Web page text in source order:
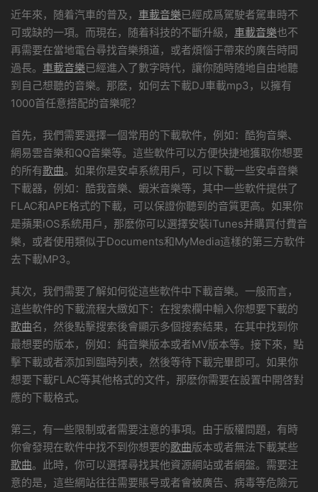
近年來，随着汽車的普及， 車載音樂已經成爲駕駛者駕車時不
可或缺的一項。而現在，随着科技的不斷升級， 車載音樂也不
再需要在當地電台尋找音樂頻道，或者煩惱于帶來的廣告時間
過長。 車載音樂已經進入了數字時代，讓你随時随地自由地聽
到自己想聽的音樂。那麽，如何去下載DJ車載mp3，以擁有
1000首任意搭配的音樂呢？
首先，我們需要選擇一個常用的下載軟件，例如：酷狗音樂、
網易雲音樂和QQ音樂等。這些軟件可以方便快捷地獲取你想要
的所有歌曲。如果你是安卓系統用戶，可以下載一些安卓音樂
下載器，例如：酷我音樂、蝦米音樂等，其中一些軟件提供了
FLAC和APE格式的下載，可以保證你聽到的音質更高。如果你
是蘋果iOS系統用戶，那麽你可以選擇安裝iTunes并購買付費音
樂，或者使用類似于Documents和MyMedia這樣的第三方軟件
去下載MP3。
其次，我們需要了解如何從這些軟件中下載音樂。一般而言，
這些軟件的下載流程大緻如下：在搜索欄中輸入你想要下載的
歌曲名，然後點擊搜索後會顯示多個搜索結果，在其中找到你
最想要的版本，例如：純音樂版本或者MV版本等。接下來，點
擊下載或者添加到臨時列表，然後等待下載完畢即可。如果你
想要下載FLAC等其他格式的文件，那麽你需要在設置中開啓對
應的下載格式。
第三，有一些限制或者需要注意的事項。由于版權問題，有時
你會發現在軟件中找不到你想要的歌曲版本或者無法下載某些
歌曲。此時，你可以選擇尋找其他資源網站或者網盤。需要注
意的是，這些網站往往需要賬号或者會被廣告、病毒等危險元